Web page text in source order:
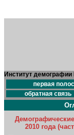
Институт
первая
обратная связь
2010 года